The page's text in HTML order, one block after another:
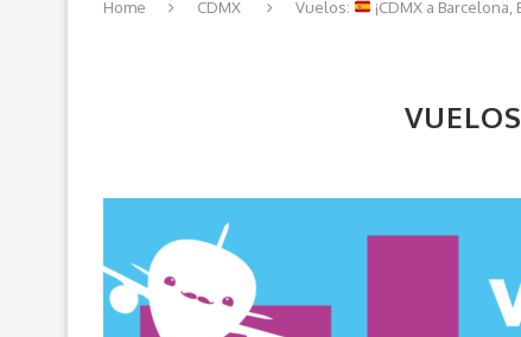
Home CDMX Vuelos: ¡CDMX a Barcelona,